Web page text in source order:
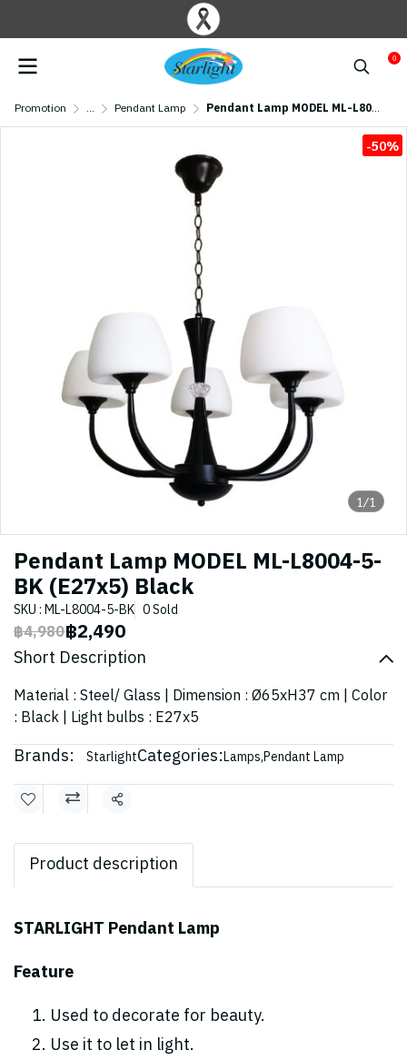
0
Promotion ... Pendant Lamp Pendant Lamp MODEL ML-L8004-5-BK (E27x5) Black
1/1
-50%
Pendant Lamp MODEL ML-L8004-5-
BK (E27x5) Black
SKU : ML-L8004-5-BK 0 Sold
฿4,980฿2,490
Short Description
Material : Steel/ Glass | Dimension : Ø65xH37 cm | Color
: Black | Light bulbs : E27x5
Brands: StarlightCategories:Lamps,Pendant Lamp
Share
Product description
STARLIGHT Pendant Lamp
Feature
Used to decorate for beauty.
Use it to let in light.